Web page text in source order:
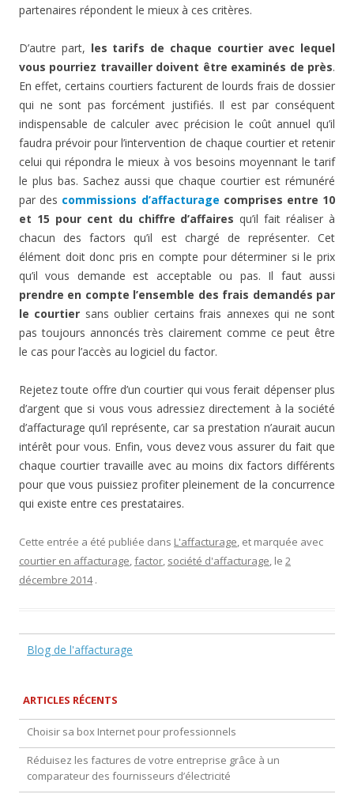
partenaires répondent le mieux à ces critères.
D’autre part, les tarifs de chaque courtier avec lequel
vous pourriez travailler doivent être examinés de près.
En effet, certains courtiers facturent de lourds frais de dossier
qui ne sont pas forcément justifiés. Il est par conséquent
indispensable de calculer avec précision le coût annuel qu’il
faudra prévoir pour l’intervention de chaque courtier et retenir
celui qui répondra le mieux à vos besoins moyennant le tarif
le plus bas. Sachez aussi que chaque courtier est rémunéré
par des commissions d’affacturage comprises entre 10
et 15 pour cent du chiffre d’affaires qu’il fait réaliser à
chacun des factors qu’il est chargé de représenter. Cet
élément doit donc pris en compte pour déterminer si le prix
qu’il vous demande est acceptable ou pas. Il faut aussi
prendre en compte l’ensemble des frais demandés par
le courtier sans oublier certains frais annexes qui ne sont
pas toujours annoncés très clairement comme ce peut être
le cas pour l’accès au logiciel du factor.
Rejetez toute offre d’un courtier qui vous ferait dépenser plus
d’argent que si vous vous adressiez directement à la société
d’affacturage qu’il représente, car sa prestation n’aurait aucun
intérêt pour vous. Enfin, vous devez vous assurer du fait que
chaque courtier travaille avec au moins dix factors différents
pour que vous puissiez profiter pleinement de la concurrence
qui existe entre ces prestataires.
Cette entrée a été publiée dans L'affacturage, et marquée avec
courtier en affacturage,factor, société d'affacturage, le 2
décembre 2014 .
Blog de l'affacturage
ARTICLES RÉCENTS
Choisir sa box Internet pour professionnels
Réduisez les factures de votre entreprise grâce à un
comparateur des fournisseurs d’électricité